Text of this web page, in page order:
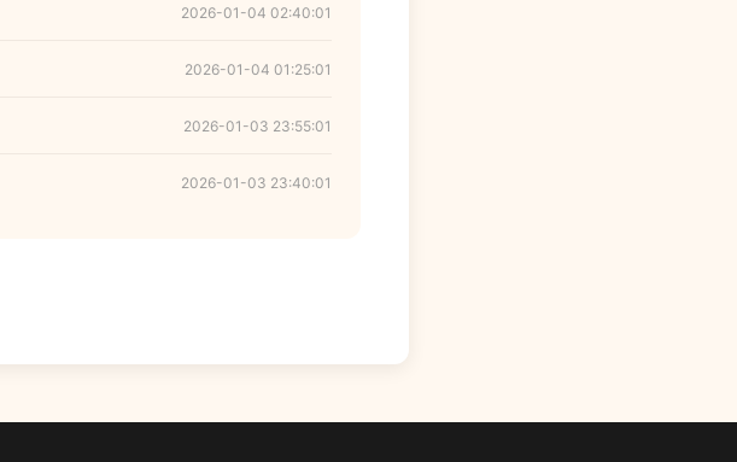
2026-01-04 02:40:01
2026-01-04 01:25:01
2026-01-03 23:55:01
2026-01-03 23:40:01